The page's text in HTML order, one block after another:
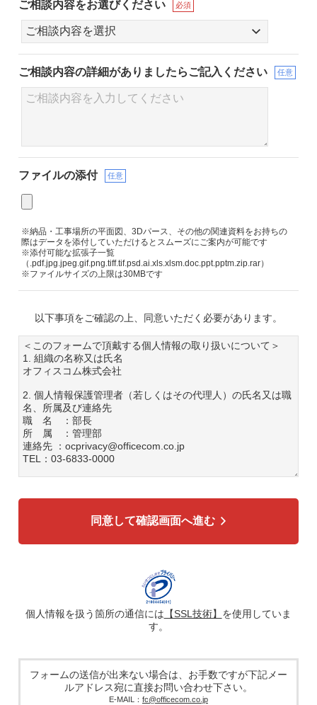
ご相談内容をお選びください 必須
ご相談内容の詳細がありましたらご記入ください 任意
ファイルの添付 任意
※納品・工事場所の平面図、3Dパース、その他の関連資料をお持ちの
際はデータを添付していただけるとスムーズにご案内が可能です
※添付可能な拡張子一覧
（.pdf.jpg.jpeg.gif.png.tiff.tif.psd.ai.xls.xlsm.doc.ppt.pptm.zip.rar）
※ファイルサイズの上限は30MBです
以下事項をご確認の上、同意いただく必要があります。
＜このフォームで頂戴する個人情報の取り扱いについて＞
1. 組織の名称又は氏名
オフィスコム株式会社
2. 個人情報保護管理者（若しくはその代理人）の氏名又は職
名、所属及び連絡先
職 名 ：部長
所 属 ：管理部
連絡先 ：ocprivacy@officecom.co.jp
TEL：03-6833-0000
広告配信の効率化、マーケティング活動などのために、氏
を、ハッシュ化などの適切なセキュリティ対策を施した上
で、広告配信サービス提供事業者に提供する場合がありま
す。提供した個人情報は、広告配信サービス提供事業者のプ
ライバシーポリシーに基づき取り扱われます。
5. 個人情報の取り扱い業務の委託
場合があります。その際、弊社は、個人情報を適切に保護で
きる管理体制を敷き実行していることを条件として委託先を
厳選したうえで、機密保持契約を委託先と締結し、お客様の
個人情報を厳密に管理させます。
同意して確認画面へ進む
個人情報を扱う箇所の通信には 【SSL技術】 を使用していま
す。
フォームの送信が出来ない場合は、お手数ですが下記メー
ルアドレス宛に直接お問い合わせ下さい。
E-MAIL： fc@officecom.co.jp